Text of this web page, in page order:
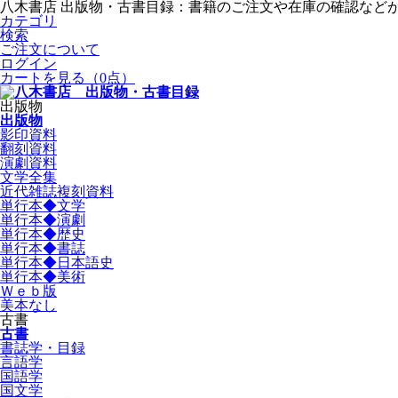
八木書店 出版物・古書目録：書籍のご注文や在庫の確認など
カテゴリ
検索
ご注文について
ログイン
カートを見る
（0点）
出版物
出版物
影印資料
翻刻資料
演劇資料
文学全集
近代雑誌複刻資料
単行本◆文学
単行本◆演劇
単行本◆歴史
単行本◆書誌
単行本◆日本語史
単行本◆美術
Ｗｅｂ版
美本なし
古書
古書
書誌学・目録
言語学
国語学
国文学